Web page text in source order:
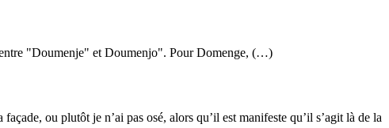
"Doumenje" et Doumenjo". Pour Domenge, (…)
ou plutôt je n’ai pas osé, alors qu’il est manifeste qu’il s’agit là de la